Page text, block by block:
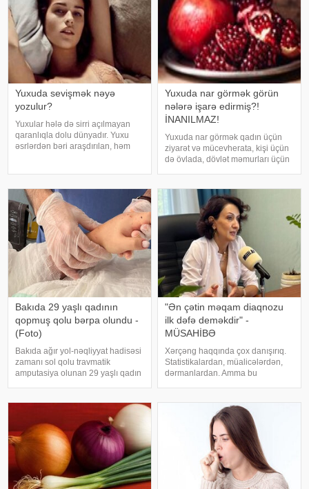
Yuxuda sevişmək nəyə
yozulur?
Yuxular hələ də sirri açılmayan
qaranlıqla dolu dünyadır. Yuxu
əsrlərdən bəri araşdırılan, həm
rəngarəng yuxular bəzən də
cinsəlikl
Yuxuda nar görmək görün
nələrə işarə edirmiş?!
İNANILMAZ!
Yuxuda nar görmək qadın üçün
ziyarət və mücevherata, kişi üçün
də övlada, dövlət məmurları üçün
bərəkətinə, tacir üçün çox quru,
xalq üçün yaxşı bir idarəy
Bakıda 29 yaşlı qadının
qopmuş qolu bərpa olundu -
(Foto)
Bakıda ağır yol-nəqliyyat hadisəsi
zamanı sol qolu travmatik
amputasiya olunan 29 yaşlı qadın
zərərçəkən Səhiyyə Nazirliyi
Akademik M.A.Topçubaşov adına
Elmi Cərrahiyy
"Ən çətin məqam diaqnozu
ilk dəfə deməkdir" -
MÜSAHİBƏ
Xərçəng haqqında çox danışırıq.
Statistikalardan, müalicələrdən,
dərmanlardan. Amma bu
qorxularından, ümidlərindən,
yanlış bildiklərindən daha az
danışırıq. Elə buna gör